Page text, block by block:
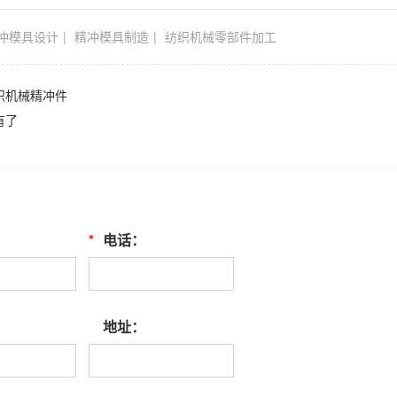
模具设计 精冲模具制造 纺织机械零部件加工
机械精冲件
了
* 电话：
地址：